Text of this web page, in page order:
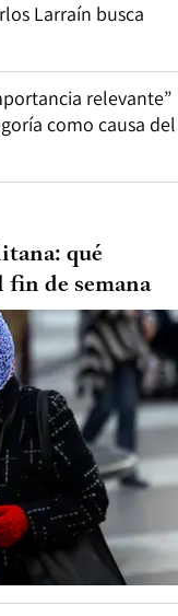
Larraín busca
relevante”
como causa del
qué
fin de semana